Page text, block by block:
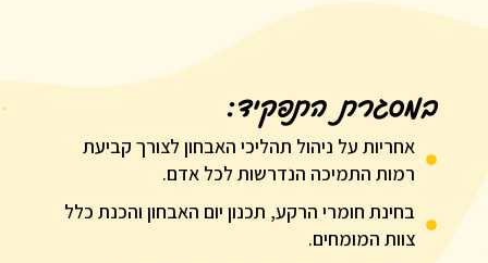
במסגרת התפקיד:
אחריות על ניהול תהליכי האבחון לצורך קביעת
רמות התמיכה הנדרשות לכל אדם.
בחינת חומרי הרקע, תכנון יום האבחון והכנת כלל
צוות המומחים.